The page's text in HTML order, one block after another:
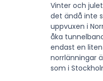
Vinter och
det ändå inte
uppvuxen i
åka
endast en
norrlänningar
som i